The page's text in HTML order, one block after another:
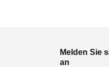
Melden Sie
an